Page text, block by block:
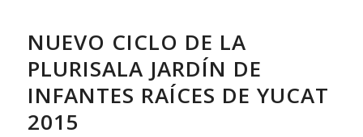
NUEVO CICLO DE LA
PLURISALA JARDÍN DE
INFANTES RAÍCES DE YUCAT
2015